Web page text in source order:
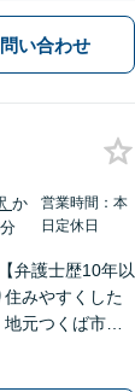
い合わせ
か
営業時間：本
日定休日
弁護士歴10年以
住みやすくした
元つくば市で